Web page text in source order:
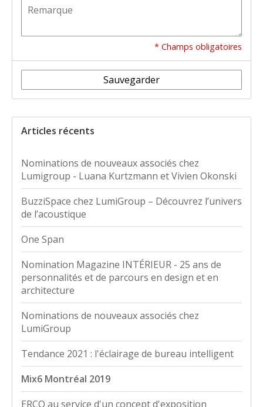
* Champs obligatoires
Sauvegarder
Articles récents
Nominations de nouveaux associés chez
Lumigroup - Luana Kurtzmann et Vivien Okonski
BuzziSpace chez LumiGroup – Découvrez l’univers
de l’acoustique
One Span
Nomination Magazine INTÉRIEUR - 25 ans de
personnalités et de parcours en design et en
architecture
Nominations de nouveaux associés chez
LumiGroup
Tendance 2021 : l'éclairage de bureau intelligent
Mix6 Montréal 2019
ERCO au service d'un concept d'exposition